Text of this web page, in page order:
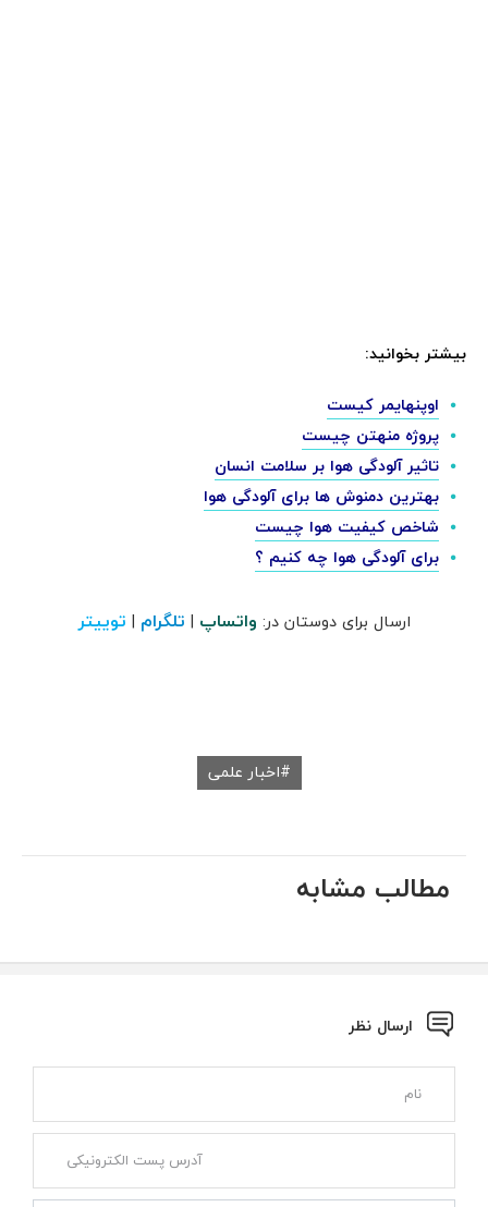
بیشتر بخوانید:
اوپنهایمر کیست
پروژه منهتن چیست
تاثیر آلودگی هوا بر سلامت انسان
بهترین دمنوش ها برای آلودگی هوا
شاخص کیفیت هوا چیست
برای آلودگی هوا چه کنیم ؟
ارسال برای دوستان در: واتساپ | تلگرام | توییتر
اخبار علمی
مطالب مشابه
ارسال نظر